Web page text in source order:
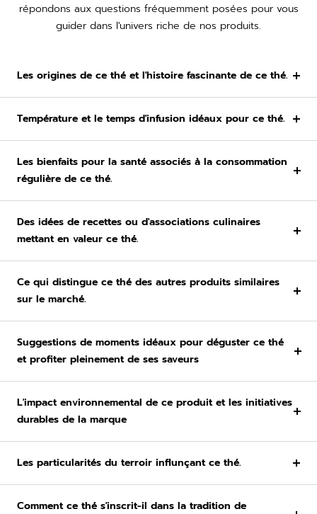
répondons aux questions fréquemment posées pour vous
guider dans l'univers riche de nos produits.
Les origines de ce thé et l'histoire fascinante de ce thé.
Température et le temps d'infusion idéaux pour ce thé.
Les bienfaits pour la santé associés à la consommation
régulière de ce thé.
Des idées de recettes ou d'associations culinaires
mettant en valeur ce thé.
Ce qui distingue ce thé des autres produits similaires
sur le marché.
Suggestions de moments idéaux pour déguster ce thé
et profiter pleinement de ses saveurs
L'impact environnemental de ce produit et les initiatives
durables de la marque
Les particularités du terroir influnçant ce thé.
Comment ce thé s'inscrit-il dans la tradition de